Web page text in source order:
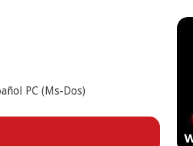
PC (Ms-Dos)
Videojuego de Estrategia